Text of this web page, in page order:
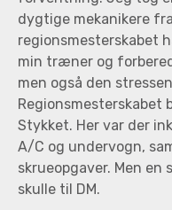
dygtige mekanikere
regionsmesterskabet
min træner og
men også den
Regionsmesterskabet
Stykket. Her var der
A/C og undervogn,
skrueopgaver. Men en
skulle til DM.